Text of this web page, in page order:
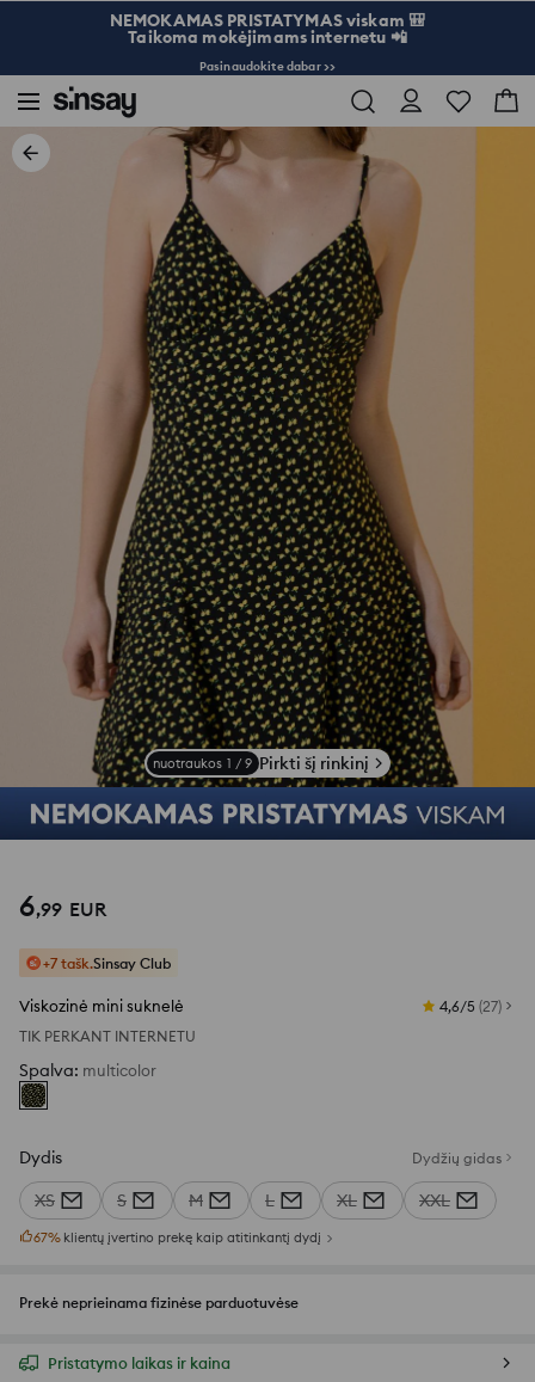
NEMOKAMAS PRISTATYMAS viskam 🎒
Taikoma mokėjimams internetu 📲
Pasinaudokite dabar >>
nuotraukos 1 / 9 Pirkti šį rinkinį
6,99 EUR
+7 tašk.Sinsay Club
Viskozinė mini suknelė 4,6/5 (27)
TIK PERKANT INTERNETU
Spalva: multicolor
Dydis Dydžių gidas
XS S M L XL XXL
67% klientų įvertino prekę kaip atitinkantį dydį
Prekė neprieinama fizinėse parduotuvėse
Pristatymo laikas ir kaina